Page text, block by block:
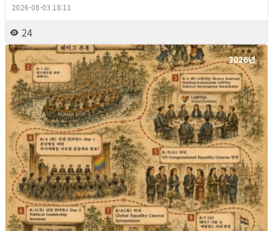
2026-08-03 18:11
24
2026년